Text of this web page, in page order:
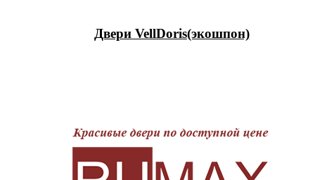
Двери VellDoris(экошпон)